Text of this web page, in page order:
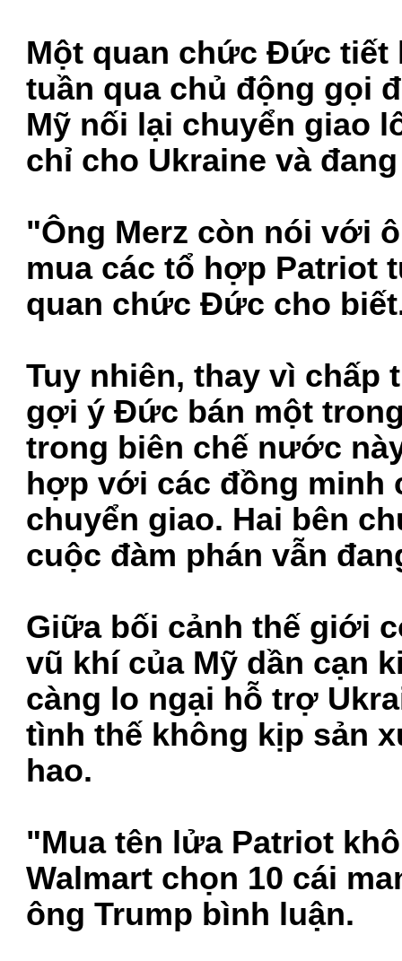
Một quan chức Đức tiết
tuần qua chủ động gọi
Mỹ nối lại chuyển giao
chỉ cho Ukraine và
"Ông Merz còn nói với
mua các tổ hợp Patriot
quan chức Đức cho
Tuy nhiên, thay vì chấp
gợi ý Đức bán một
trong biên chế nước
hợp với các đồng
chuyển giao. Hai bên
cuộc đàm phán vẫn
Giữa bối cảnh thế giới
vũ khí của Mỹ dần cạn
càng lo ngại hỗ trợ
tình thế không kịp sản
hao.
"Mua tên lửa Patriot
Walmart chọn 10 cái
ông Trump bình luận.